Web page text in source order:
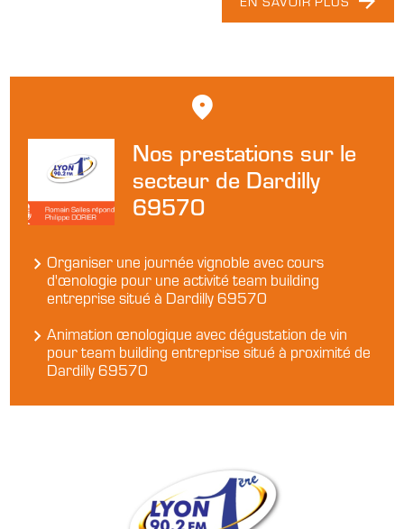
Nos prestations sur le
secteur de Dardilly
69570
Organiser une journée vignoble avec cours
d'œnologie pour une activité team building
entreprise situé à Dardilly 69570
Animation œnologique avec dégustation de vin
pour team building entreprise situé à proximité de
Dardilly 69570